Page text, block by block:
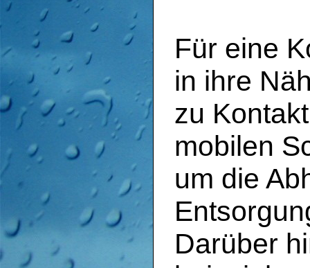
Für eine
in ihre
zu
mobilen
um die
Darüber